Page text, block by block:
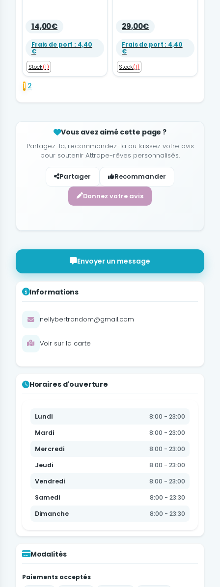
14,00€
Frais de port : 4,40
€
Stock(1)
29,00€
Frais de port : 4,40
€
Stock(1)
1 2
Vous avez aimé cette page ?
Partagez-la, recommandez-la ou laissez votre avis
pour soutenir Attrape-rêves personnalisés.
Partager Recommander
Donnez votre avis
Envoyer un message
Informations
nellybertrandom@gmail.com
Voir sur la carte
Horaires d'ouverture
Lundi
8:00 - 23:00
Mardi
8:00 - 23:00
Mercredi
8:00 - 23:00
Jeudi
8:00 - 23:00
Vendredi
8:00 - 23:00
Samedi
8:00 - 23:30
Dimanche
8:00 - 23:30
Modalités
Paiements acceptés